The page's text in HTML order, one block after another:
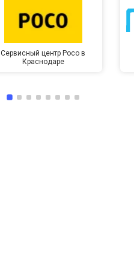
Сервисный центр Poco в
Краснодаре